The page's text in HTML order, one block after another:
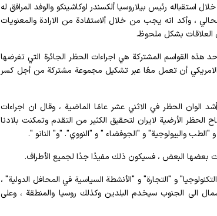
خلال استقباله رئيس بيلاروسيا ألكسندر لوكاشينكو والوفد المرافق له
، وأكد انه يجب من خلال ألاستفادة من الارادة والمعنويات
العلاقات بشكل ملحوظ.
هذه القواسم المشتركة هي اجراءات الحظر الجائرة التي تفرضها
أن تعمل معًا عبر تشكيل مجموعة مشتركة من أجل كسر
الوان الحظر في الاثني عشر عامًا الماضية ، وقال ان اجراءات
الأرضية لايران لتحقيق الكثير من التقدم وتمكنت بلادنا
والبيولوجية" و "الجوفضاء " و "النووي". "و" النانو ".
بعضها البعض ، فسيكون ذلك مفيدًا جدًا لجميع الأطراف.
و "التجارة" و "الأنشطة السياسية في المحافل الدولية" ،
الى الجنوب سيخدم البلدين وكذلك روسيا والمنطقة ، وعلى